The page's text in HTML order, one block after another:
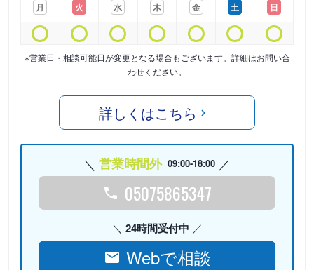
月
火
水
木
金
土
日
※営業日・相談可能日が変更となる場合もございます。詳細はお問い合
わせください。
詳しくはこちら
営業時間外 09:00-18:00
05075865347
24時間受付中
Webで相談